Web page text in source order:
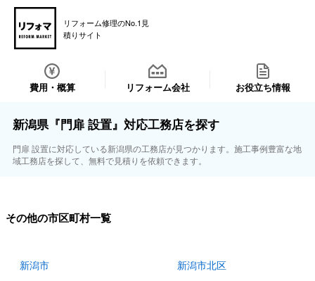
リフォーム修理のNo.1見
積りサイト
費用・概算 リフォーム会社 お役立ち情報
新潟県『門扉 設置』対応工務店を探す
門扉 設置に対応している新潟県の工務店が見つかります。施工事例豊富な地
域工務店を探して、無料で見積りを依頼できます。
その他の市区町村一覧
新潟市 新潟市北区